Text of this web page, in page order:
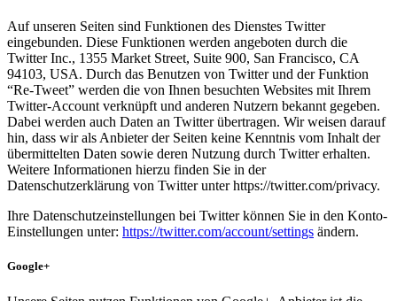
Auf unseren Seiten sind Funktionen des Dienstes Twitter
eingebunden. Diese Funktionen werden angeboten durch die
Twitter Inc., 1355 Market Street, Suite 900, San Francisco, CA
94103, USA. Durch das Benutzen von Twitter und der Funktion
“Re-Tweet” werden die von Ihnen besuchten Websites mit Ihrem
Twitter-Account verknüpft und anderen Nutzern bekannt gegeben.
Dabei werden auch Daten an Twitter übertragen. Wir weisen darauf
hin, dass wir als Anbieter der Seiten keine Kenntnis vom Inhalt der
übermittelten Daten sowie deren Nutzung durch Twitter erhalten.
Weitere Informationen hierzu finden Sie in der
Datenschutzerklärung von Twitter unter https://twitter.com/privacy.
Ihre Datenschutzeinstellungen bei Twitter können Sie in den Konto-
Einstellungen unter: https://twitter.com/account/settings ändern.
Google+